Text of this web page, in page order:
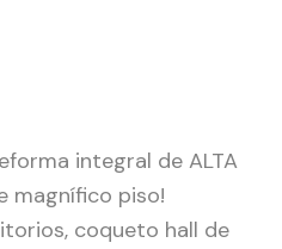
integral de ALTA
magnífico piso!
coqueto hall de